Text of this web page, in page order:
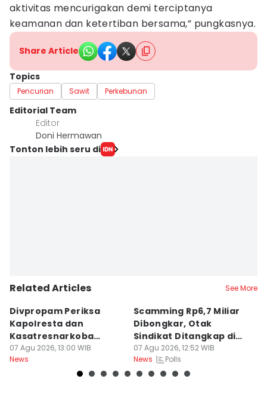
aktivitas mencurigakan demi terciptanya
keamanan dan ketertiban bersama,” pungkasnya.
Share Article
Topics
Pencurian Sawit Perkebunan
Editorial Team
Editor
Doni Hermawan
Tonton lebih seru di
Related Articles See More
Divpropam Periksa
Kapolresta dan
Kasatresnarkoba
Banda Aceh, Ada Apa?
07 Agu 2026, 13:00 WIB
News
Scamming Rp6,7 Miliar
Dibongkar, Otak
Sindikat Ditangkap di
Medan
07 Agu 2026, 12:52 WIB
News
Polls